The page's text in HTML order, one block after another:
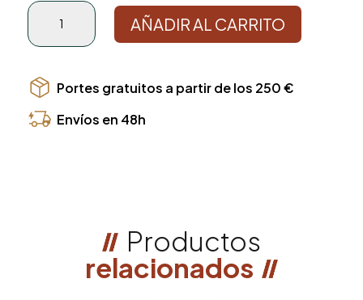
Pack
Premium
cantidad
AÑADIR AL CARRITO
Portes gratuitos a partir de los 250 €
Envíos en 48h
Productos
relacionados